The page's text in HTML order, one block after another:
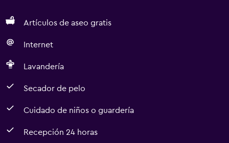
Artículos de aseo gratis
Internet
Lavandería
Secador de pelo
Cuidado de niños o guardería
Recepción 24 horas